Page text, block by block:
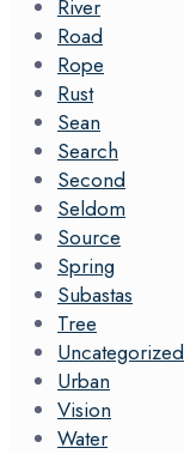
River
Road
Rope
Rust
Sean
Search
Second
Seldom
Source
Spring
Subastas
Tree
Uncategorized
Urban
Vision
Water